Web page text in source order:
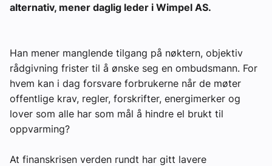
alternativ, mener daglig leder i Wimpel AS.
Han mener manglende tilgang på nøktern, objektiv
rådgivning frister til å ønske seg en ombudsmann. For
hvem kan i dag forsvare forbrukerne når de møter
offentlige krav, regler, forskrifter, energimerker og
lover som alle har som mål å hindre el brukt til
oppvarming?
At finanskrisen verden rundt har gitt lavere